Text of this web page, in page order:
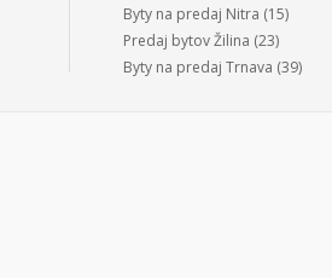
Byty na predaj Nitra (15)
Predaj bytov Žilina (23)
Byty na predaj Trnava (39)